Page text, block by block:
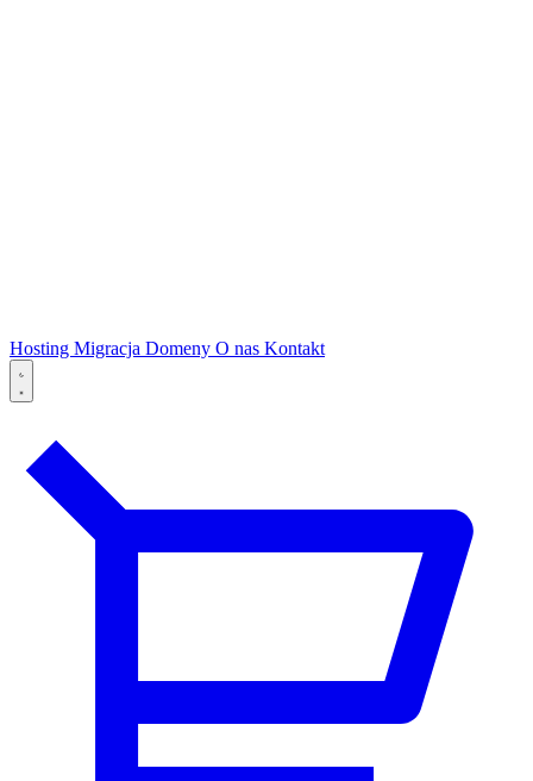
Hosting Migracja Domeny O nas Kontakt